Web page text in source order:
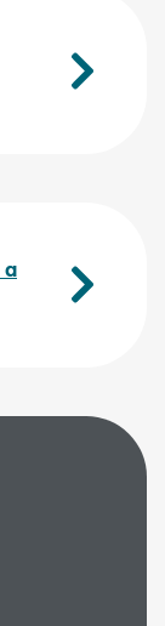
new window)
a
in new